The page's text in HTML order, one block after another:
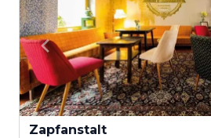
Zapfanstalt